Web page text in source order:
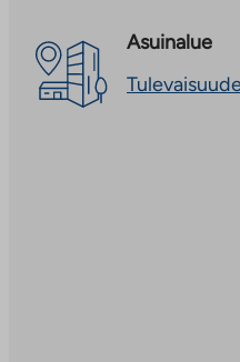
Asuinalue